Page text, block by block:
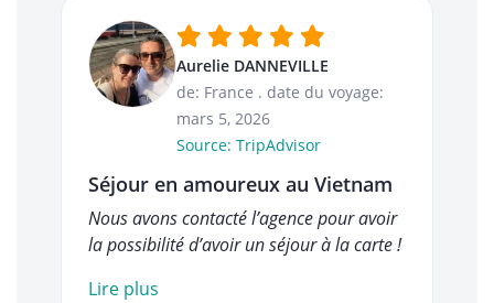
Aurelie DANNEVILLE
de: France . date du voyage:
mars 5, 2026
Source: TripAdvisor
Séjour en amoureux au Vietnam
Nous avons contacté l’agence pour avoir
la possibilité d’avoir un séjour à la carte !
Lire plus